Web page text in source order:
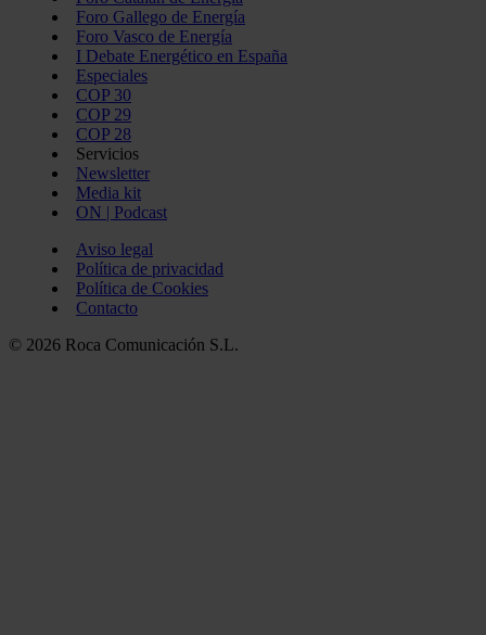
Foro Gallego de Energía
Foro Vasco de Energía
I Debate Energético en España
Especiales
COP 30
COP 29
COP 28
Servicios
Newsletter
Media kit
ON | Podcast
Aviso legal
Política de privacidad
Política de Cookies
Contacto
© 2026 Roca Comunicación S.L.